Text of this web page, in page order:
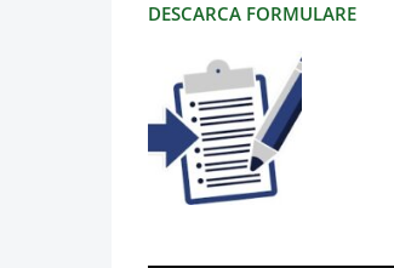
DESCARCA FORMULARE